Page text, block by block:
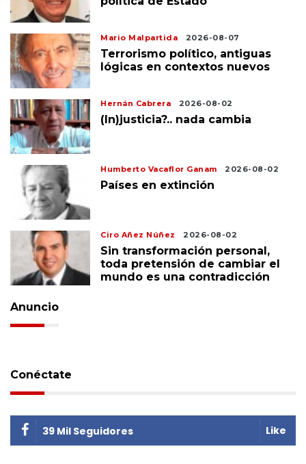
Mario Malpartida 2026-08-07
Terrorismo político, antiguas
lógicas en contextos nuevos
Hernán Cabrera 2026-08-02
(In)justicia?.. nada cambia
Humberto Vacaflor Ganam 2026-08-02
Países en extinción
Ciro Añez Núñez 2026-08-02
Sin transformación personal,
toda pretensión de cambiar el
mundo es una contradicción
Anuncio
Conéctate
39 Mil Seguidores Like